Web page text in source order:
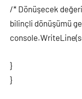
/* Dönüşecek
bilinçli dönüşümü
}
}